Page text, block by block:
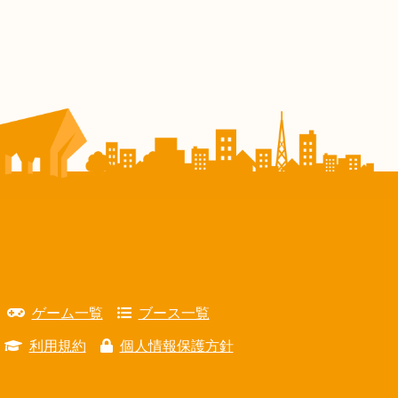
ゲーム一覧 ブース一覧
利用規約 個人情報保護方針